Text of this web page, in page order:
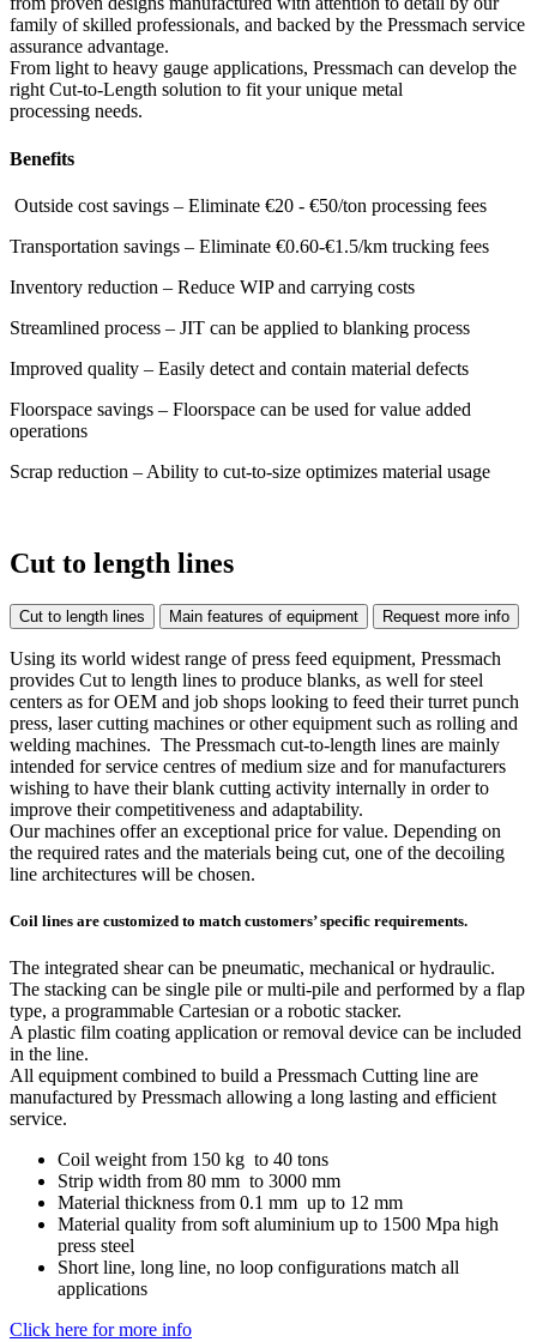
family of skilled professionals, and backed by the Pressmach service
assurance advantage.
From light to heavy gauge applications, Pressmach can develop the
right Cut-to-Length solution to fit your unique metal
processing needs.
Benefits
Outside cost savings – Eliminate €20 - €50/ton processing fees
Transportation savings – Eliminate €0.60-€1.5/km trucking fees
Inventory reduction – Reduce WIP and carrying costs
Streamlined process – JIT can be applied to blanking process
Improved quality – Easily detect and contain material defects
Floorspace savings – Floorspace can be used for value added
operations
Scrap reduction – Ability to cut-to-size optimizes material usage
Cut to length lines
Cut to length lines Main features of equipment Request more info
Using its world widest range of press feed equipment, Pressmach
provides Cut to length lines to produce blanks, as well for steel
centers as for OEM and job shops looking to feed their turret punch
press, laser cutting machines or other equipment such as rolling and
welding machines. The Pressmach cut-to-length lines are mainly
intended for service centres of medium size and for manufacturers
wishing to have their blank cutting activity internally in order to
improve their competitiveness and adaptability.
Our machines offer an exceptional price for value. Depending on
the required rates and the materials being cut, one of the decoiling
line architectures will be chosen.
Coil lines are customized to match customers’ specific requirements.
The integrated shear can be pneumatic, mechanical or hydraulic.
The stacking can be single pile or multi-pile and performed by a flap
type, a programmable Cartesian or a robotic stacker.
A plastic film coating application or removal device can be included
in the line.
All equipment combined to build a Pressmach Cutting line are
manufactured by Pressmach allowing a long lasting and efficient
service.
Coil weight from 150 kg to 40 tons
Strip width from 80 mm to 3000 mm
Material thickness from 0.1 mm up to 12 mm
Material quality from soft aluminium up to 1500 Mpa high
press steel
Short line, long line, no loop configurations match all
applications
Click here for more info